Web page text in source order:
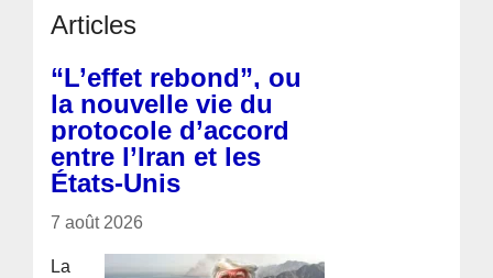
Articles
“L’effet rebond”, ou
la nouvelle vie du
protocole d’accord
entre l’Iran et les
États-Unis
7 août 2026
La